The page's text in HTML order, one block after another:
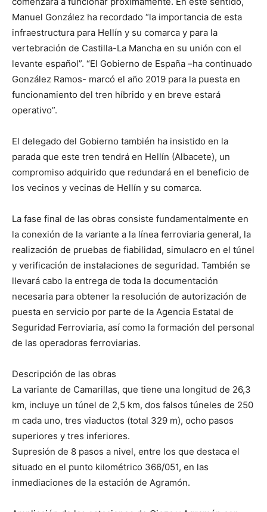
Manuel González ha recordado “la importancia de esta
infraestructura para Hellín y su comarca y para la
vertebración de Castilla-La Mancha en su unión con el
levante español”. “El Gobierno de España –ha continuado
González Ramos- marcó el año 2019 para la puesta en
funcionamiento del tren híbrido y en breve estará
operativo”.
El delegado del Gobierno también ha insistido en la
parada que este tren tendrá en Hellín (Albacete), un
compromiso adquirido que redundará en el beneficio de
los vecinos y vecinas de Hellín y su comarca.
La fase final de las obras consiste fundamentalmente en
la conexión de la variante a la línea ferroviaria general, la
realización de pruebas de fiabilidad, simulacro en el túnel
y verificación de instalaciones de seguridad. También se
llevará cabo la entrega de toda la documentación
necesaria para obtener la resolución de autorización de
puesta en servicio por parte de la Agencia Estatal de
Seguridad Ferroviaria, así como la formación del personal
de las operadoras ferroviarias.
Descripción de las obras
La variante de Camarillas, que tiene una longitud de 26,3
km, incluye un túnel de 2,5 km, dos falsos túneles de 250
m cada uno, tres viaductos (total 329 m), ocho pasos
superiores y tres inferiores.
Supresión de 8 pasos a nivel, entre los que destaca el
situado en el punto kilométrico 366/051, en las
inmediaciones de la estación de Agramón.